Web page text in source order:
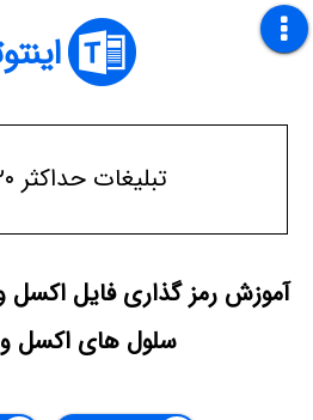
تبلیغات حداکثر ۷۲۰ در ۹۰
آموزش رمز گذاری فایل
سلول های اکسل